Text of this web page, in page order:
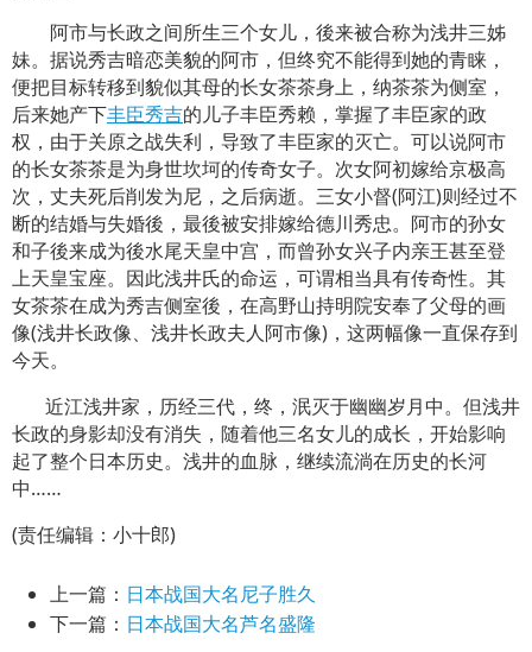
阿市与长政之间所生三个女儿，後来被合称为浅井三姊
妹。据说秀吉暗恋美貌的阿市，但终究不能得到她的青睐，
便把目标转移到貌似其母的长女茶茶身上，纳茶茶为侧室，
后来她产下丰臣秀吉的儿子丰臣秀赖，掌握了丰臣家的政
权，由于关原之战失利，导致了丰臣家的灭亡。可以说阿市
的长女茶茶是为身世坎坷的传奇女子。次女阿初嫁给京极高
次，丈夫死后削发为尼，之后病逝。三女小督(阿江)则经过不
断的结婚与失婚後，最後被安排嫁给德川秀忠。阿市的孙女
和子後来成为後水尾天皇中宫，而曾孙女兴子内亲王甚至登
上天皇宝座。因此浅井氏的命运，可谓相当具有传奇性。其
女茶茶在成为秀吉侧室後，在高野山持明院安奉了父母的画
像(浅井长政像、浅井长政夫人阿市像)，这两幅像一直保存到
今天。
近江浅井家，历经三代，终，泯灭于幽幽岁月中。但浅井
长政的身影却没有消失，随着他三名女儿的成长，开始影响
起了整个日本历史。浅井的血脉，继续流淌在历史的长河
中……
(责任编辑：小十郎)
上一篇： 日本战国大名尼子胜久
下一篇： 日本战国大名芦名盛隆